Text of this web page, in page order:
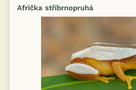
Afrička stříbrnopruhá